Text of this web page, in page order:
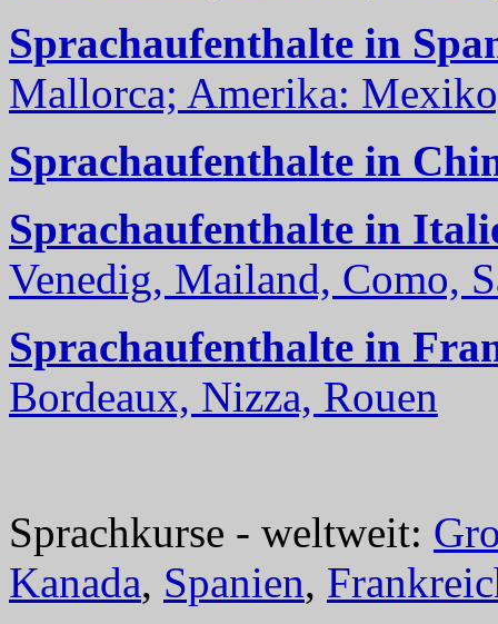
Sprachaufenthalte in
Mallorca; Amerika:
Sprachaufenthalte in
Sprachaufenthalte in
Venedig, Mailand, Como,
Sprachaufenthalte in
Bordeaux, Nizza, Rouen
Sprachkurse - weltweit:
Kanada, Spanien,